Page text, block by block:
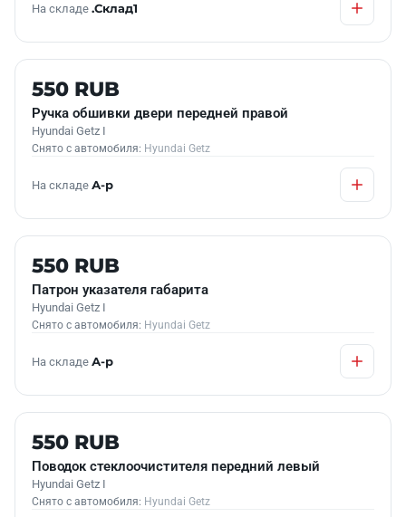
На складе .Склад1
Б/У В НАЛИЧИИ
550 RUB
Ручка обшивки двери передней правой
Hyundai Getz I
Снято с автомобиля: Hyundai Getz
На складе А-р
Б/У В НАЛИЧИИ
550 RUB
Патрон указателя габарита
Hyundai Getz I
Снято с автомобиля: Hyundai Getz
На складе А-р
Б/У В НАЛИЧИИ
550 RUB
Поводок стеклоочистителя передний левый
Hyundai Getz I
Снято с автомобиля: Hyundai Getz